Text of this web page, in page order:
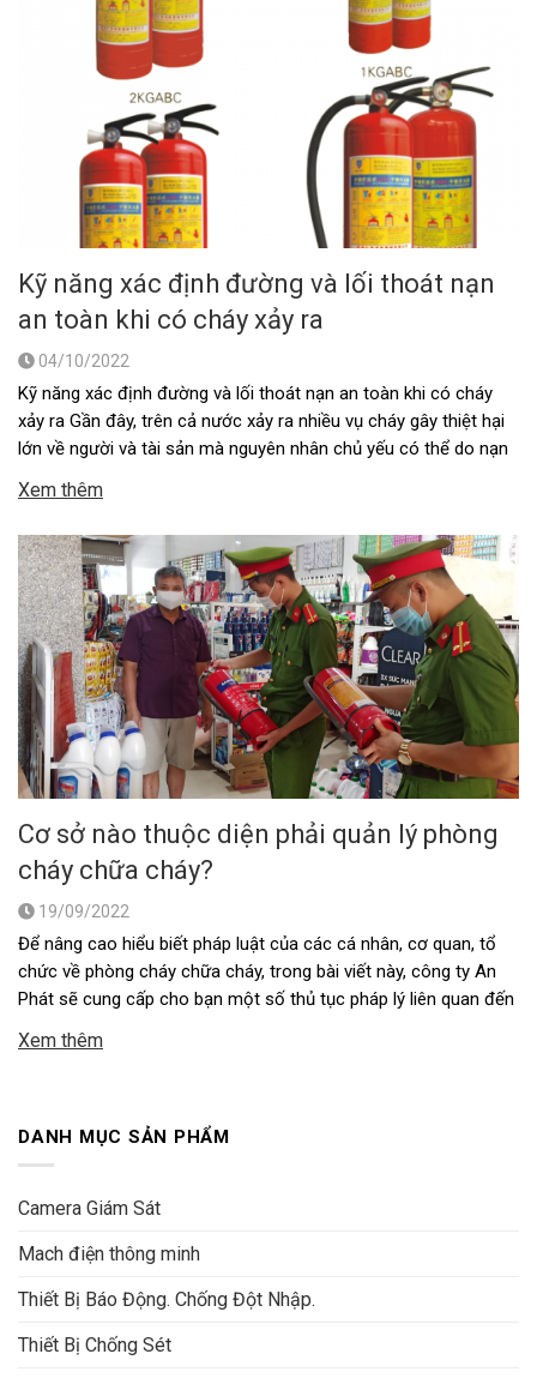
Kỹ năng xác định đường và lối thoát nạn
an toàn khi có cháy xảy ra
04/10/2022
Kỹ năng xác định đường và lối thoát nạn an toàn khi có cháy
xảy ra Gần đây, trên cả nước xảy ra nhiều vụ cháy gây thiệt hại
lớn về người và tài sản mà nguyên nhân chủ yếu có thể do nạn
Xem thêm
Cơ sở nào thuộc diện phải quản lý phòng
cháy chữa cháy?
19/09/2022
Để nâng cao hiểu biết pháp luật của các cá nhân, cơ quan, tổ
chức về phòng cháy chữa cháy, trong bài viết này, công ty An
Phát sẽ cung cấp cho bạn một số thủ tục pháp lý liên quan đến
Xem thêm
DANH MỤC SẢN PHẨM
Camera Giám Sát
Mach điện thông minh
Thiết Bị Báo Động. Chống Đột Nhập.
Thiết Bị Chống Sét